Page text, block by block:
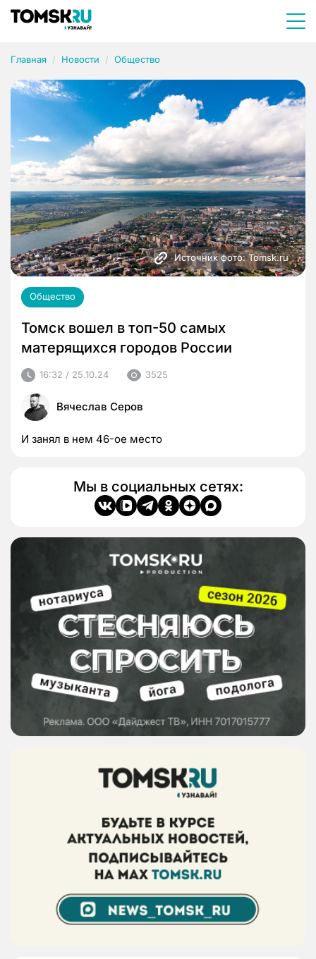
Главная Новости Общество
Источник фото: Tomsk.ru
Общество
Томск вошел в топ-50 самых
матерящихся городов России
16:32 / 25.10.24 3525
Вячеслав Серов
И занял в нем 46-ое место
Мы в социальных сетях: